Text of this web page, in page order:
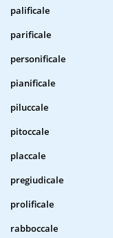
palificale
parificale
personificale
pianificale
piluccale
pitoccale
placcale
pregiudicale
prolificale
rabboccale